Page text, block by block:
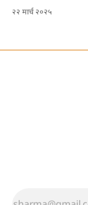
२२ मार्च २०२५